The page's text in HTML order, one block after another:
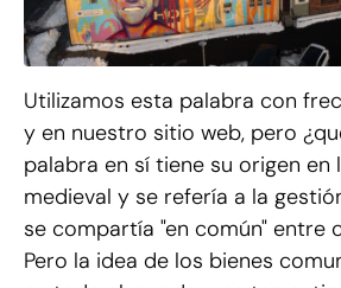
Utilizamos esta palabra con
y en nuestro sitio web, pero
palabra en sí tiene su origen en
medieval y se refería a la
se compartía "en común" entre
Pero la idea de los bienes